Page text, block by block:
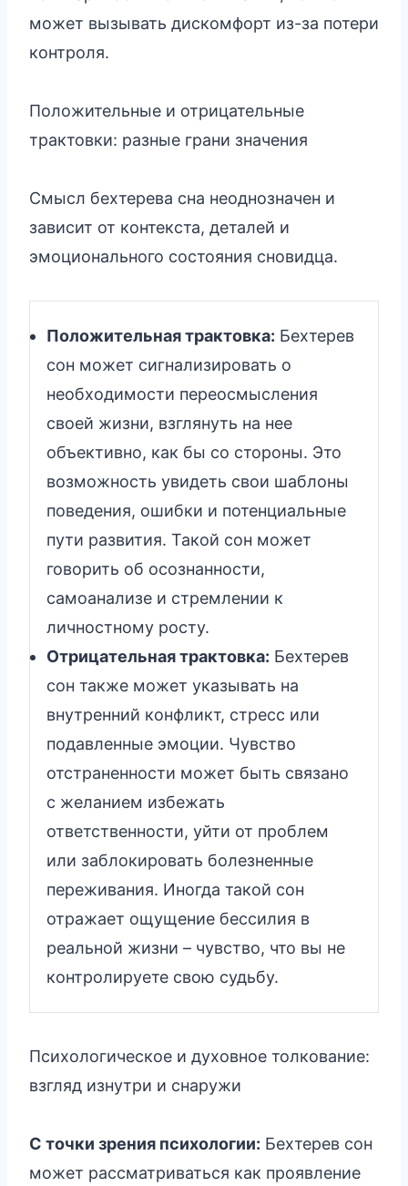
может вызывать дискомфорт из-за потери
контроля.
Положительные и отрицательные
трактовки: разные грани значения
Смысл бехтерева сна неоднозначен и
зависит от контекста, деталей и
эмоционального состояния сновидца.
Положительная трактовка: Бехтерев
сон может сигнализировать о
необходимости переосмысления
своей жизни, взглянуть на нее
объективно, как бы со стороны. Это
возможность увидеть свои шаблоны
поведения, ошибки и потенциальные
пути развития. Такой сон может
говорить об осознанности,
самоанализе и стремлении к
личностному росту.
Отрицательная трактовка: Бехтерев
сон также может указывать на
внутренний конфликт, стресс или
подавленные эмоции. Чувство
отстраненности может быть связано
с желанием избежать
ответственности, уйти от проблем
или заблокировать болезненные
переживания. Иногда такой сон
отражает ощущение бессилия в
реальной жизни – чувство, что вы не
контролируете свою судьбу.
Психологическое и духовное толкование:
взгляд изнутри и снаружи
С точки зрения психологии: Бехтерев сон
может рассматриваться как проявление